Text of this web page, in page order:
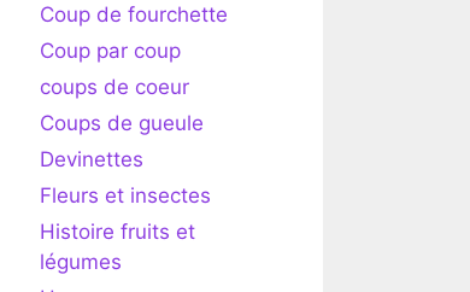
Coup de fourchette
Coup par coup
coups de coeur
Coups de gueule
Devinettes
Fleurs et insectes
Histoire fruits et
légumes